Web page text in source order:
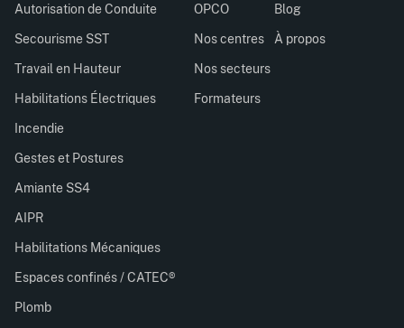
Autorisation de Conduite
Secourisme SST
Travail en Hauteur
Habilitations Électriques
Incendie
Gestes et Postures
Amiante SS4
AIPR
Habilitations Mécaniques
Espaces confinés / CATEC®
Plomb
OPCO
Nos centres
Nos secteurs
Formateurs
Blog
À propos